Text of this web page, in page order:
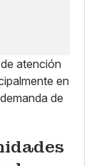
atención
en
de